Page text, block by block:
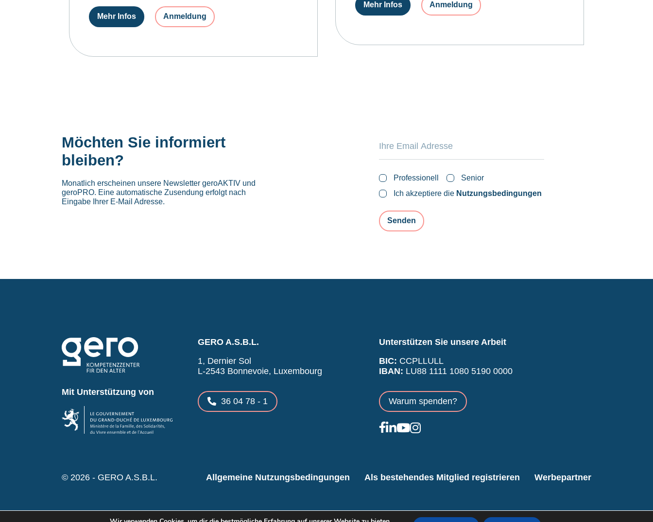
Mehr Infos Anmeldung
Mehr Infos Anmeldung
Möchten Sie informiert
bleiben?
Monatlich erscheinen unsere Newsletter geroAKTIV und
geroPRO. Eine automatische Zusendung erfolgt nach
Eingabe Ihrer E-Mail Adresse.
Professionell
Senior
Ich akzeptiere die Nutzungsbedingungen
Mit Unterstützung von
GERO A.S.B.L.
1, Dernier Sol
L-2543 Bonnevoie, Luxembourg
36 04 78 - 1
Unterstützen Sie unsere Arbeit
BIC: CCPLLULL
IBAN: LU88 1111 1080 5190 0000
Warum spenden?
© 2026 - GERO A.S.B.L. Allgemeine Nutzungsbedingungen Als bestehendes Mitglied registrieren Werbepartner